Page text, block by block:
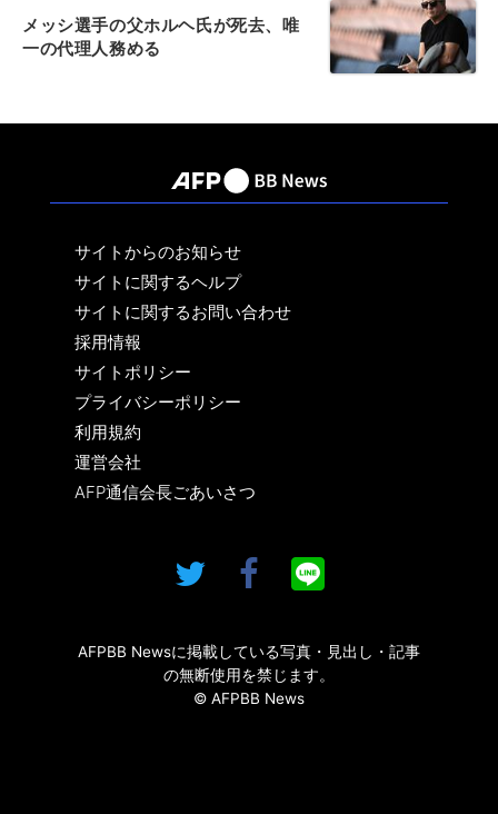
メッシ選手の父ホルヘ氏が死去、唯
一の代理人務める
サイトからのお知らせ
サイトに関するヘルプ
サイトに関するお問い合わせ
採用情報
サイトポリシー
プライバシーポリシー
利用規約
運営会社
AFP通信会長ごあいさつ
AFPBB Newsに掲載している写真・見出し・記事
の無断使用を禁じます。
© AFPBB News